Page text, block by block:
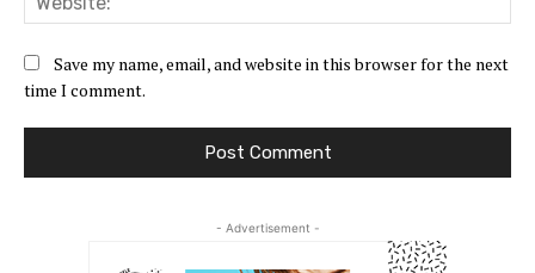
Save my name, email, and website in this browser for the next
time I comment.
- Advertisement -